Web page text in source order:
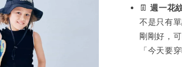
👖週一花
不是只有
剛剛好，
「今天要